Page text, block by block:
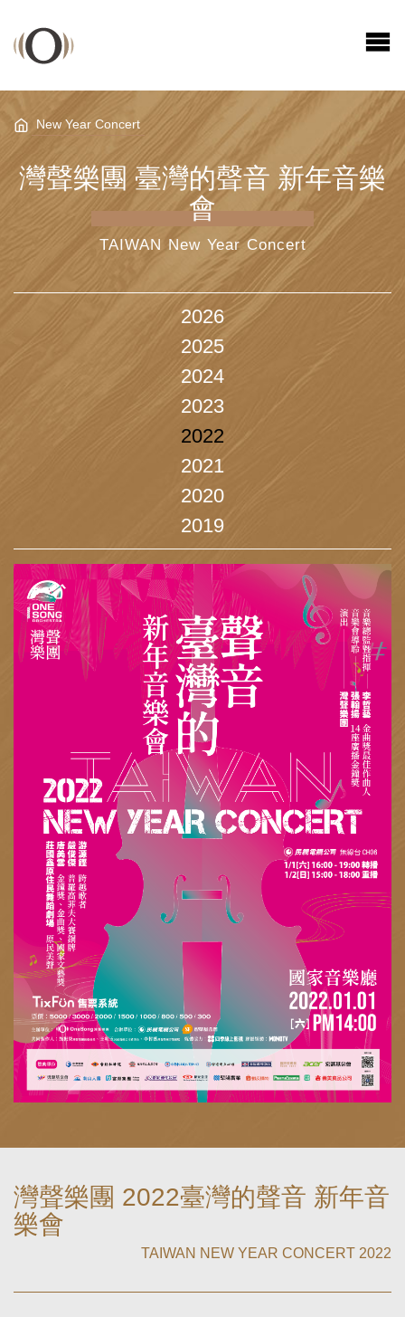
New Year Concert
灣聲樂團 臺灣的聲音 新年音樂
會
TAIWAN New Year Concert
2026
2025
2024
2023
2022
2021
2020
2019
灣聲樂團 2022臺灣的聲音 新年音
樂會
TAIWAN NEW YEAR CONCERT 2022